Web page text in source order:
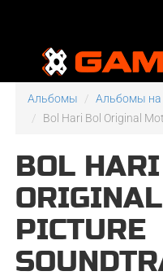
Альбомы
Альбомы на
Bol Hari Bol Original
BOL
PICTURE